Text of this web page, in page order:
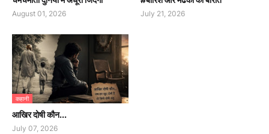
August 01, 2026 July 21, 2026
कहानी
आखिर दोषी कौन...
July 07, 2026